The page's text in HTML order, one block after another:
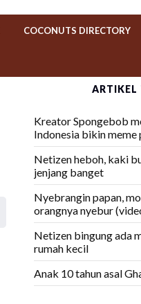
COCONUTS DIRECTORY
ARTIKEL
Kreator Spongebob
Indonesia bikin meme
Netizen heboh, kaki
jenjang banget
Nyebrangin papan,
orangnya nyebur
Netizen bingung ada
rumah kecil
Anak 10 tahun asal